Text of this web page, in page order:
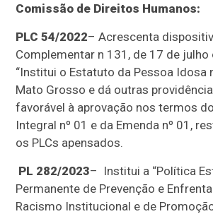
Comissão de Direitos Humanos:
PLC 54/2022– Acrescenta
Complementar n 131, de 17 de julho
“Institui o Estatuto da Pessoa Idosa
Mato Grosso e dá outras
favorável à aprovação nos termos
Integral nº 01 e da Emenda nº 01,
os PLCs apensados.
PL 282/2023– Institui a “Política
Permanente de Prevenção e
Racismo Institucional e de